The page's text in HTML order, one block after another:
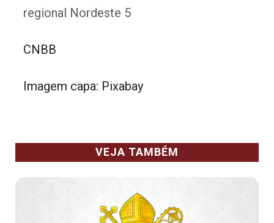
regional Nordeste 5
CNBB
Imagem capa: Pixabay
VEJA TAMBÉM